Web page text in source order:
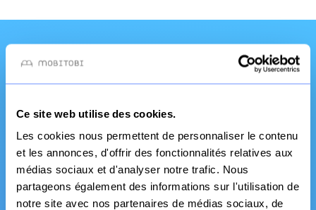
Ce site web utilise des cookies.
Les cookies nous permettent de personnaliser le contenu
et les annonces, d'offrir des fonctionnalités relatives aux
médias sociaux et d'analyser notre trafic. Nous
partageons également des informations sur l'utilisation de
notre site avec nos partenaires de médias sociaux, de
Une qualité et un